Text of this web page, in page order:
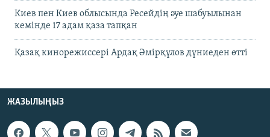
Киев пен Киев облысында Ресейдің әуе шабуылынан
кемінде 17 адам қаза тапқан
Қазақ кинорежиссері Ардақ Әмірқұлов дүниеден өтті
ЖАЗЫЛЫҢЫЗ